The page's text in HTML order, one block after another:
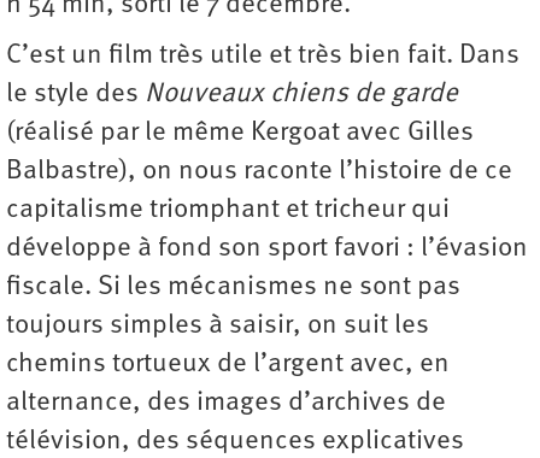
h 54 min, sorti le 7 décembre.
C’est un film très utile et très bien fait. Dans
le style des Nouveaux chiens de garde
(réalisé par le même Kergoat avec Gilles
Balbastre), on nous raconte l’histoire de ce
capitalisme triomphant et tricheur qui
développe à fond son sport favori : l’évasion
fiscale. Si les mécanismes ne sont pas
toujours simples à saisir, on suit les
chemins tortueux de l’argent avec, en
alternance, des images d’archives de
télévision, des séquences explicatives